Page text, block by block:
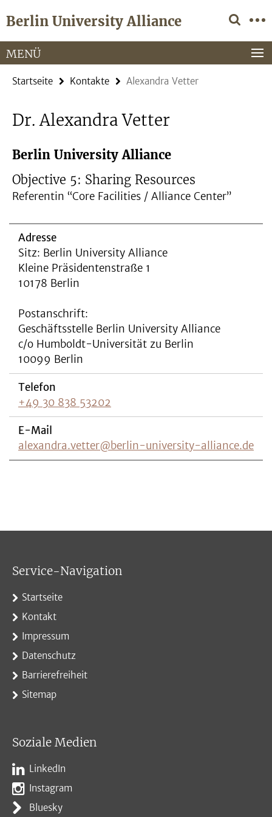
direkt
Inhalt
Berlin University Alliance
Service-
Navigation
MENÜ
Startseite Kontakte Alexandra Vetter
Dr. Alexandra Vetter
Berlin University Alliance
Objective 5: Sharing Resources
Referentin “Core Facilities / Alliance Center”
Adresse
Sitz: Berlin University Alliance
Kleine Präsidentenstraße 1
10178 Berlin
Postanschrift:
Geschäftsstelle Berlin University Alliance
c/o Humboldt-Universität zu Berlin
10099 Berlin
Telefon
+49 30 838 53202
E-Mail
alexandra.vetter@berlin-university-alliance.de
Service-Navigation
Startseite
Kontakt
Impressum
Datenschutz
Barrierefreiheit
Sitemap
Soziale Medien
LinkedIn
Instagram
Bluesky